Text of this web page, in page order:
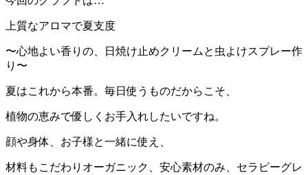
上質なアロマで夏支度
〜心地よい香りの、日焼け止めクリームと虫よけスプレー作
り〜
夏はこれから本番。毎日使うものだからこそ、
植物の恵みで優しくお手入れしたいですね。
顔や身体、お子様と一緒に使え、
材料もこだわりオーガニック、安心素材のみ、セラピーグレ